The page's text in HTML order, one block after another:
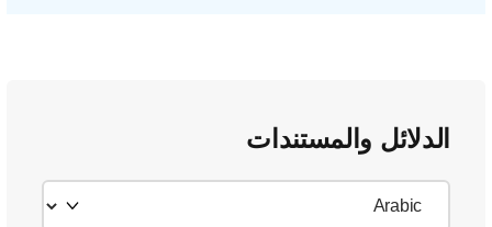
الدلائل والمستندات